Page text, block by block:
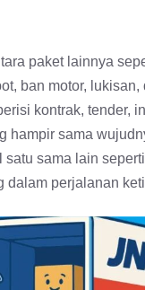
paket lainnya
ban motor, lukisan,
kontrak, tender,
hampir sama
satu sama lain
dalam perjalanan